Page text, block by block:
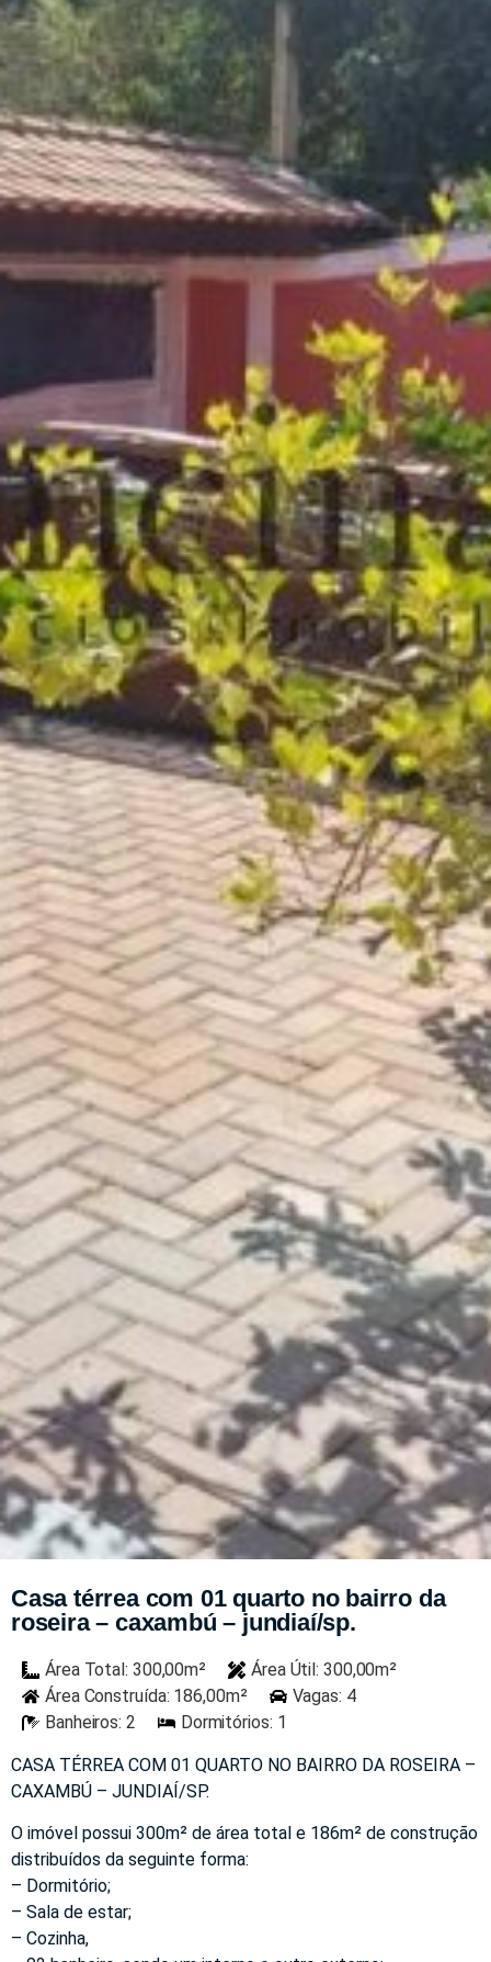
Casa térrea com 01 quarto no bairro da
roseira – caxambú – jundiaí/sp.
Área Total: 300,00m²
Área Útil: 300,00m²
Área Construída: 186,00m²
Vagas: 4
Banheiros: 2
Dormitórios: 1
CASA TÉRREA COM 01 QUARTO NO BAIRRO DA ROSEIRA –
CAXAMBÚ – JUNDIAÍ/SP.
O imóvel possui 300m² de área total e 186m² de construção
distribuídos da seguinte forma:
– Dormitório;
– Sala de estar;
– Cozinha,